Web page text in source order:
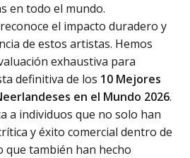
en todo el mundo.
el impacto duradero y
de estos artistas. Hemos
exhaustiva para
definitiva de los 10 Mejores
en el Mundo 2026.
a individuos que no solo han
y éxito comercial dentro de
que también han hecho